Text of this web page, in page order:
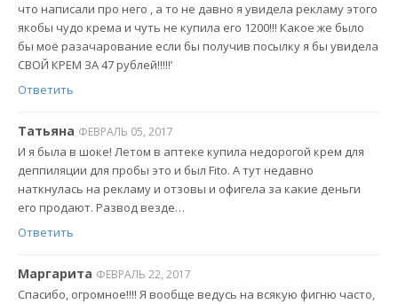
что написали про него , а то не давно я увидела рекламу этого
якобы чудо крема и чуть не купила его 1200!!! Какое же было
бы моё разачарование если бы получив посылку я бы увидела
СВОЙ КРЕМ ЗА 47 рублей!!!!!’
Ответить
Татьяна ФЕВРАЛЬ 05, 2017
И я была в шоке! Летом в аптеке купила недорогой крем для
деппиляции для пробы это и был Fito. А тут недавно
наткнулась на рекламу и отзовы и офигела за какие деньги
его продают. Развод везде…
Ответить
Маргарита ФЕВРАЛЬ 22, 2017
Спасибо, огромное!!!! Я вообще ведусь на всякую фигню часто,